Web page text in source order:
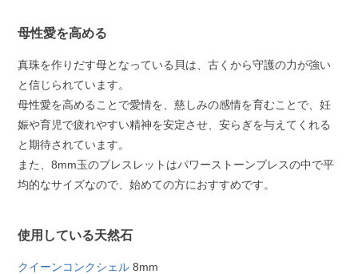
母性愛を高める
真珠を作りだす母となっている貝は、古くから守護の力が強い
と信じられています。
母性愛を高めることで愛情を、慈しみの感情を育むことで、妊
娠や育児で疲れやすい精神を安定させ、安らぎを与えてくれる
と期待されています。
また、8mm玉のブレスレットはパワーストーンブレスの中で平
均的なサイズなので、始めての方におすすめです。
使用している天然石
クイーンコンクシェル 8mm